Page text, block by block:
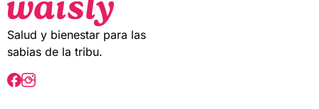
f
5
Salud y bienestar para las
sabias de la tribu.